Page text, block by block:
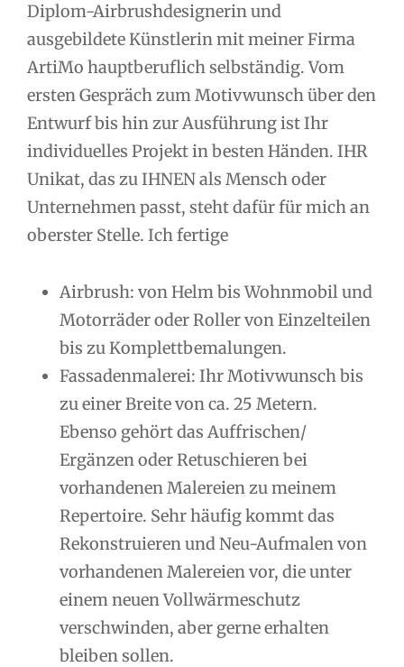
Diplom-Airbrushdesignerin und
ausgebildete Künstlerin mit meiner Firma
ArtiMo hauptberuflich selbständig. Vom
ersten Gespräch zum Motivwunsch über den
Entwurf bis hin zur Ausführung ist Ihr
individuelles Projekt in besten Händen. IHR
Unikat, das zu IHNEN als Mensch oder
Unternehmen passt, steht dafür für mich an
oberster Stelle. Ich fertige
Airbrush: von Helm bis Wohnmobil und
Motorräder oder Roller von Einzelteilen
bis zu Komplettbemalungen.
Fassadenmalerei: Ihr Motivwunsch bis
zu einer Breite von ca. 25 Metern.
Ebenso gehört das Auffrischen/
Ergänzen oder Retuschieren bei
vorhandenen Malereien zu meinem
Repertoire. Sehr häufig kommt das
Rekonstruieren und Neu-Aufmalen von
vorhandenen Malereien vor, die unter
einem neuen Vollwärmeschutz
verschwinden, aber gerne erhalten
bleiben sollen.